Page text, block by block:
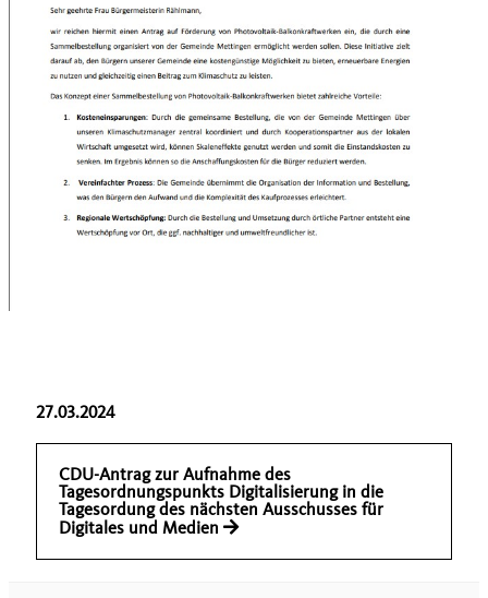
27.03.2024
CDU-Antrag zur Aufnahme des
Tagesordnungspunkts Digitalisierung in die
Tagesordung des nächsten Ausschusses für
Digitales und Medien